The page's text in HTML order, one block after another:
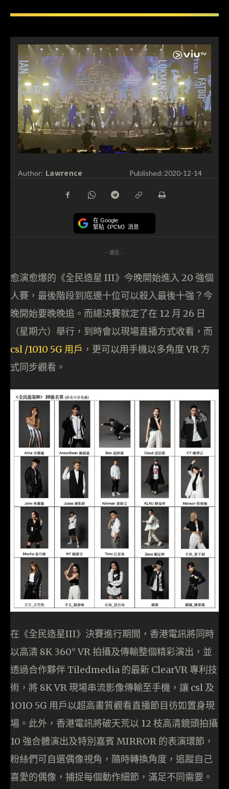
Author: Lawrence Published: 2020-12-14
在 Google
緊貼《PCM》消息
- 廣告 -
愈演愈爆的《全民造星 III》今晚開始進入 20 強個
人賽，最後階段到底邊十位可以殺入最後十強？今
晚開始要晚晚追。而總決賽就定了在 12 月 26 日
（星期六）舉行，到時會以現場直播方式收看，而
csl /1010 5G 用戶 ，更可以用手機以多角度 VR 方
式同步觀看。
在《全民造星III》決賽進行期間，香港電訊將同時
以高清 8K 360° VR 拍攝及傳輸整個精彩演出，並
透過合作夥伴 Tiledmedia 的最新 ClearVR 專利技
術，將 8K VR 現場串流影像傳輸至手機，讓 csl 及
1O1O 5G 用戶以超高畫質觀看直播節目彷如置身現
場。此外，香港電訊將破天荒以 12 枝高清鏡頭拍攝
10 強合體演出及特別嘉賓 MIRROR 的表演環節，
粉絲們可自選偶像視角，隨時轉換角度，追蹤自己
喜愛的偶像，捕捉每個動作細節，滿足不同需要。